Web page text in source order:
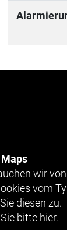
wir
vom
diesen zu.
bitte hier.